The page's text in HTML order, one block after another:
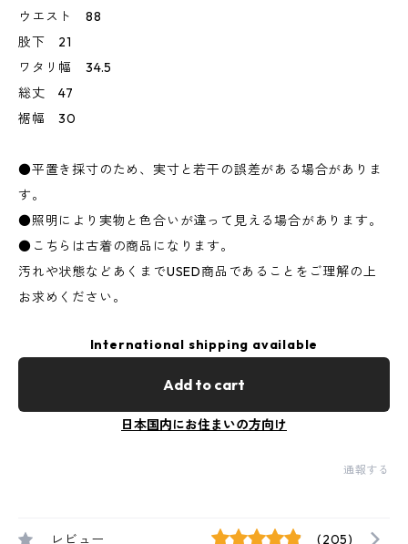
ウエスト 88
股下 21
ワタリ幅 34.5
総丈 47
裾幅 30
●平置き採寸のため、実寸と若干の誤差がある場合がありま
す。
●照明により実物と色合いが違って見える場合があります。
●こちらは古着の商品になります。
汚れや状態などあくまでUSED商品であることをご理解の上
お求めください。
International shipping available
Add to cart
日本国内にお住まいの方向け
通報する
レビュー (205)